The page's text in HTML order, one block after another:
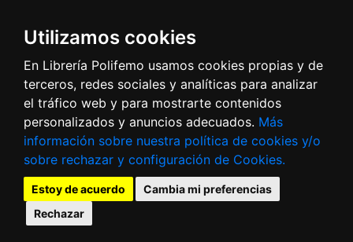
Utilizamos cookies
En Librería Polifemo usamos cookies propias y de
terceros, redes sociales y analíticas para analizar
el tráfico web y para mostrarte contenidos
personalizados y anuncios adecuados. Más
información sobre nuestra política de cookies y/o
sobre rechazar y configuración de Cookies.
Estoy de acuerdo
Cambia mi preferencias
Rechazar